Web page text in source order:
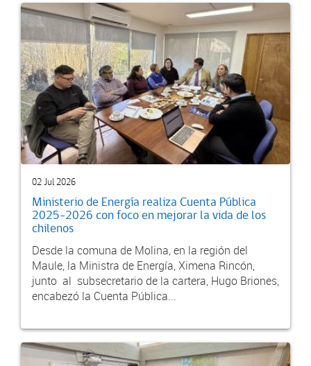
02 Jul 2026
Ministerio de Energía realiza Cuenta Pública
2025-2026 con foco en mejorar la vida de los
chilenos
Desde la comuna de Molina, en la región del
Maule, la Ministra de Energía, Ximena Rincón,
junto al subsecretario de la cartera, Hugo Briones,
encabezó la Cuenta Pública...